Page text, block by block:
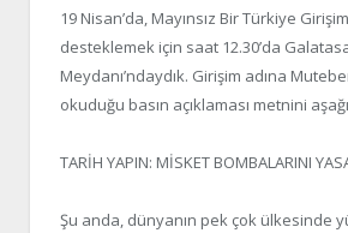
19 Nisan’da, Mayınsız Bir Türkiye
desteklemek için saat 12.30’da
Meydanı’ndaydık. Girişim adına
okuduğu basın açıklaması metnini
TARİH YAPIN: MİSKET BOMBALARINI
Şu anda, dünyanın pek çok ülkesinde